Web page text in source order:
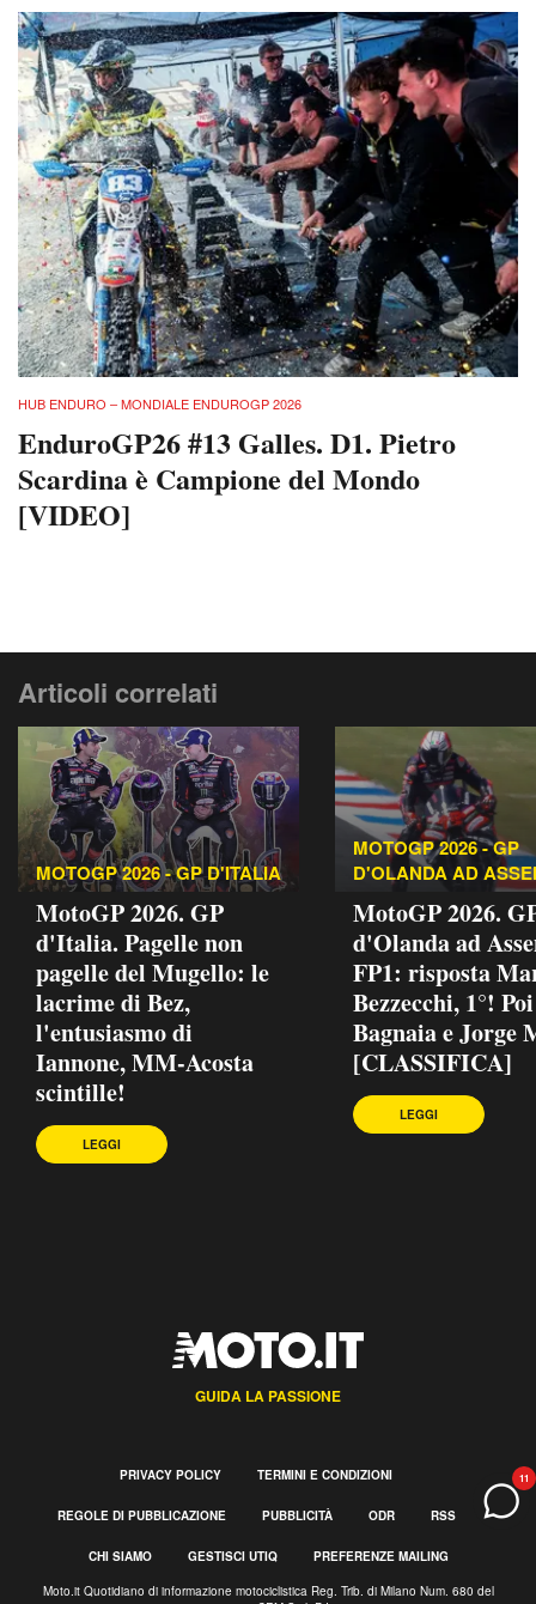
11
HUB ENDURO – MONDIALE ENDUROGP 2026
EnduroGP26 #13 Galles. D1. Pietro
Scardina è Campione del Mondo
[VIDEO]
Articoli correlati
MOTOGP 2026 - GP D'ITALIA
MotoGP 2026. GP
d'Italia. Pagelle non
pagelle del Mugello: le
lacrime di Bez,
l'entusiasmo di
Iannone, MM-Acosta
scintille!
LEGGI
MOTOGP 2026 - GP
D'OLANDA AD
MotoGP 2026.
d'Olanda ad
FP1: risposta
Bezzecchi, 1°!
Bagnaia e Jorge
[CLASSIFICA]
LEGGI
GUIDA LA PASSIONE
PRIVACY POLICY TERMINI E CONDIZIONI
REGOLE DI PUBBLICAZIONE PUBBLICITÀ ODR RSS
CHI SIAMO GESTISCI UTIQ PREFERENZE MAILING
Moto.it Quotidiano di informazione motociclistica Reg. Trib. di Milano Num. 680 del